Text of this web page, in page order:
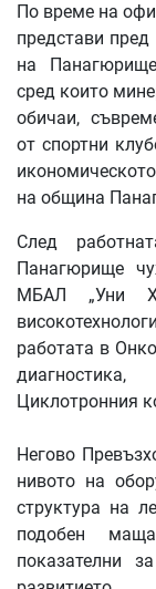
По време на
представи пред
на
сред които
обичаи,
от спортни
на община
След
Панагюрище
МБАЛ „Уни
работата в
Циклотронния
Негово
нивото на
структура на
подобен
показателни